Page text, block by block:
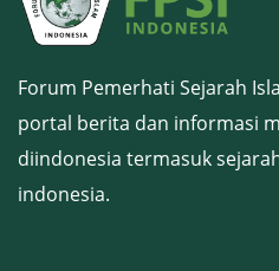
Forum Pemerhati Sejarah
portal berita dan informasi
diindonesia termasuk
indonesia.